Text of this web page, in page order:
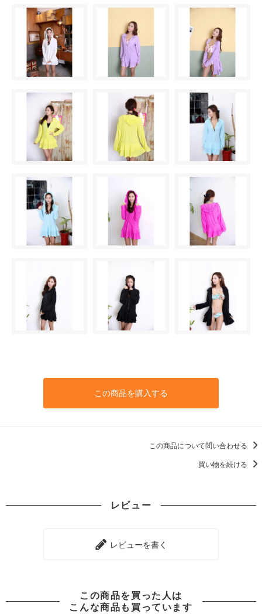
F柄〈color__S-16__〉
△ 残り僅か
G柄〈color__S-17__〉
SOLD OUT
H柄〈color__S-18__〉
△ 残り僅か
I柄〈color__S-19__〉
SOLD OUT
× 売り切れ中
この商品を購入する
この商品について問い合わせる
買い物を続ける
レビュー
レビューを書く
この商品を買った人は
こんな商品も買っています